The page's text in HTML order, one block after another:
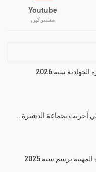
Youtube
مشتركين
سنة 2026
التي أجريت بجماعة الدشيرة…
برسم سنة 2025